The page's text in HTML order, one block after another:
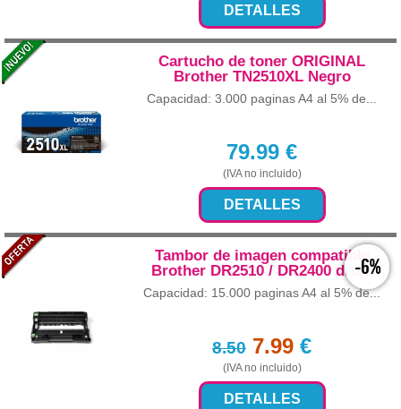
DETALLES
Cartucho de toner ORIGINAL
Brother TN2510XL Negro
Capacidad: 3.000 paginas A4 al 5% de...
79.99 €
(IVA no incluido)
DETALLES
-6%
Tambor de imagen compatible
Brother DR2510 / DR2400 drum
Capacidad: 15.000 paginas A4 al 5% de...
8.50 7.99 €
(IVA no incluido)
DETALLES